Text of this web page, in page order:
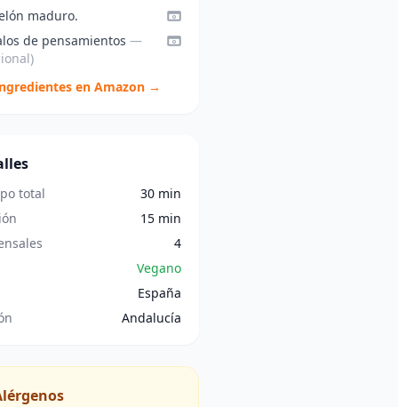
maduro.
de pensamientos —
en Amazon →
total
30 min
15 min
4
Vegano
España
Andalucía